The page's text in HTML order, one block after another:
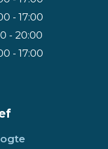
- 17:00
- 20:00
- 17:00